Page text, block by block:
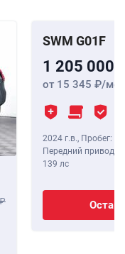
SWM G01F
1 205 000
от 15 345 /мес
2024 г.в., Пробег: 8
Передний привод,
139 лс